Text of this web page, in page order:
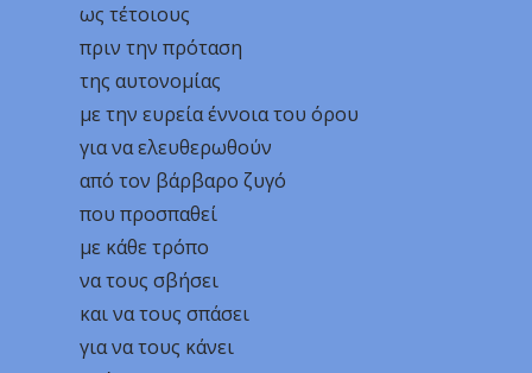
ως τέτοιους
πριν την πρόταση
της αυτονομίας
με την ευρεία έννοια του όρου
για να ελευθερωθούν
από τον βάρβαρο ζυγό
που προσπαθεί
με κάθε τρόπο
να τους σβήσει
και να τους σπάσει
για να τους κάνει